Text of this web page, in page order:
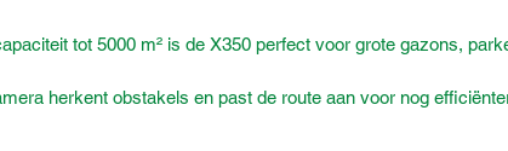
tot 5000 m² is de X350 perfect voor grote gazons,
herkent obstakels en past de route aan voor nog